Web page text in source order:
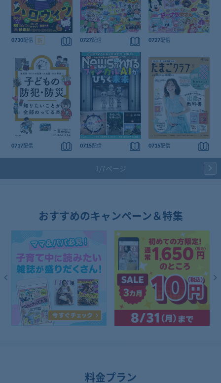
0730配信 新
こ
の
雑
誌
を
読
む
バッ
クナ
ー
0727配信
こ
の
雑
を
読
む
バッ
ー
0727配信
こ
の
雑
誌
め
ま
せ
ん
バッ
ー
0717配信
こ
を
む
バッ
0715配信
こ
の
雑
を
読
む
バッ
0715配信
こ
の
雑
を
む
バッ
1/7ページ
おすすめのキャンペーン＆特集
料金プラン